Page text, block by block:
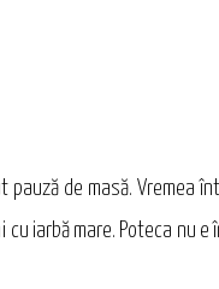
de masă. Vremea
iarbă mare. Poteca nu